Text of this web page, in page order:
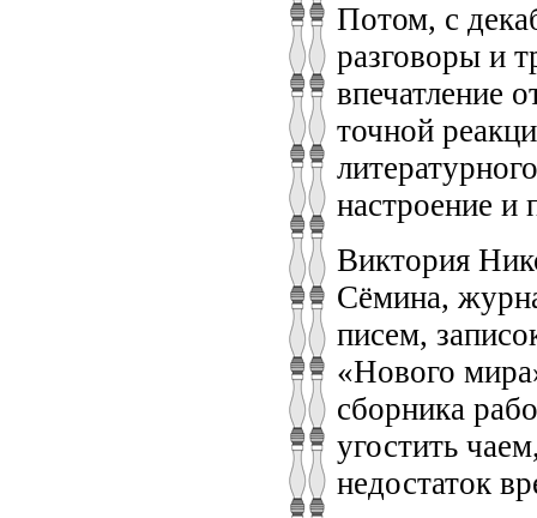
Потом, с
разговоры и
впечатление
точной
настроение
Виктория
Сёмина,
писем,
«Нового
сборника
угостить
недостаток